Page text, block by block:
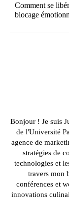
Comment se
blocage
Bonjour ! Je suis
de l'Université
agence de
stratégies de
technologies et
travers mon
conférences et
innovations